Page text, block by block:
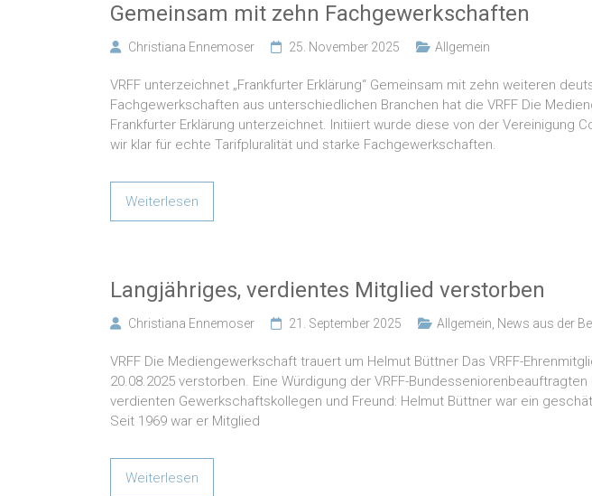
Gemeinsam mit zehn Fachgewerkschaften
Christiana Ennemoser 25. November 2025 Allgemein
VRFF unterzeichnet „Frankfurter Erklärung“ Gemeinsam mit zehn weiteren
Fachgewerkschaften aus unterschiedlichen Branchen hat die VRFF Die
Frankfurter Erklärung unterzeichnet. Initiiert wurde diese von der Vereinigung
wir klar für echte Tarifpluralität und starke Fachgewerkschaften.
Weiterlesen
Langjähriges, verdientes Mitglied verstorben
Christiana Ennemoser 21. September 2025 Allgemein News aus der
VRFF Die Mediengewerkschaft trauert um Helmut Büttner Das VRFF-
20.08.2025 verstorben. Eine Würdigung der VRFF-
verdienten Gewerkschaftskollegen und Freund: Helmut Büttner war ein
Seit 1969 war er Mitglied
Weiterlesen